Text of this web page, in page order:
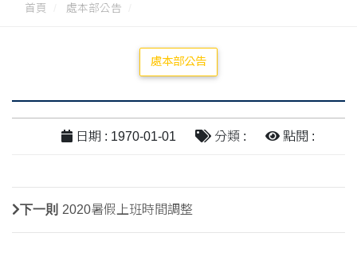
首頁 處本部公告
處本部公告
日期 : 1970-01-01 分類 : 點閱 :
下一則 2020暑假上班時間調整